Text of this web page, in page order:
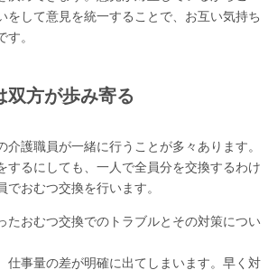
をして意見を統一することで、お互い気持ち
す。
双方が歩み寄る
介護職員が一緒に行うことが多々あります。
するにしても、一人で全員分を交換するわけ
でおむつ交換を行います。
たおむつ交換でのトラブルとその対策につい
仕事量の差が明確に出てしまいます。早く対